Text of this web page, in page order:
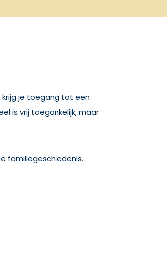
krijg je toegang tot een
is vrij toegankelijk, maar
familiegeschiedenis.